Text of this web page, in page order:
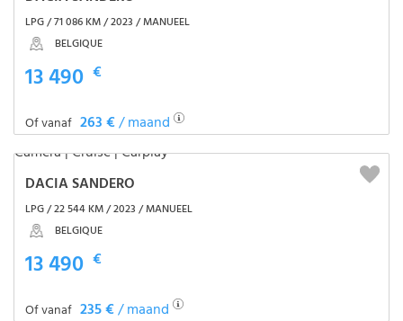
LPG / 71 086 KM / 2023 / MANUEEL
BELGIQUE
13 490 €
Of vanaf 263 €/ maand
DACIA SANDERO
LPG / 22 544 KM / 2023 / MANUEEL
BELGIQUE
13 490 €
Of vanaf 235 €/ maand